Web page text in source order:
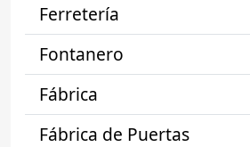
Ferretería
Fontanero
Fábrica
Fábrica de Puertas